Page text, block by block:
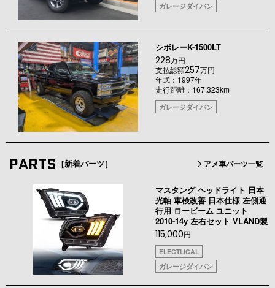
ガレージダイバン
シボレーK-1500LT
228万円
支払総額257万円
年式：1997年
走行距離：167,323km
ガレージダイバン
PARTS ［新着パーツ］ アメ車パーツ一覧
マスタング ヘッドライト 日本
光軸 車検改善 日本仕様 左側通
行用 ロービーム ユニット
2010-14y 左右セット VLAND製
115,000円
ELECTLICAL
ガレージダイバン